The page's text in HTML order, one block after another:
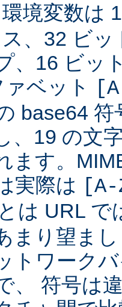
環境変数は
ス、32 ビ
、16 ビッ
ベット
base64
、19 の文
ます。
実際は
とは URL で
まり望ま
トワーク
、 符号は